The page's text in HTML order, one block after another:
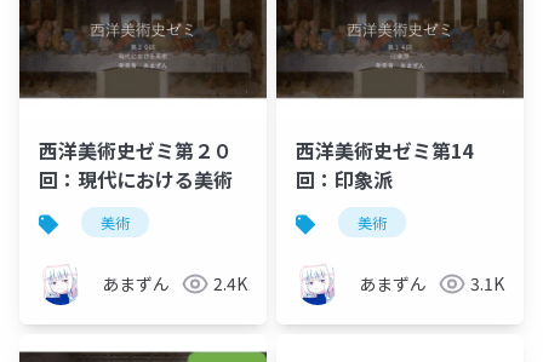
西洋美術史ゼミ第２０
回：現代における美術
美術
あまずん 2.4K
西洋美術史ゼミ第14
回：印象派
美術
あまずん 3.1K